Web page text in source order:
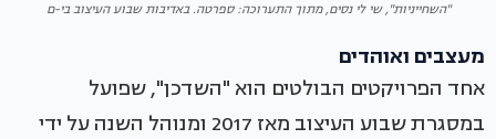
"השחייניות", שי לי נסים, מתוך התערוכה: ספרטה. באדיבות שבוע העיצוב בי-ם
מעצבים ואוהדים
אחד הפרויקטים הבולטים הוא "השדכן", שפועל
במסגרת שבוע העיצוב מאז 2017 ומנוהל השנה על ידי